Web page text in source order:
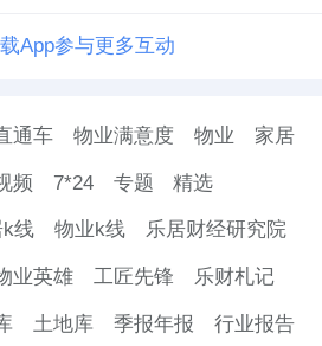
App参与更多互动
通车 物业满意度 物业 家居
频 7*24 专题 精选
k线 物业k线 乐居财经研究院
业英雄 工匠先锋 乐财札记
土地库 季报年报 行业报告